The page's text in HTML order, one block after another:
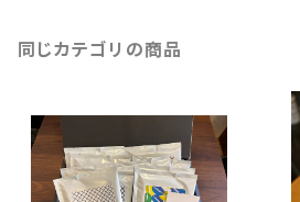
同じカテゴリの商品